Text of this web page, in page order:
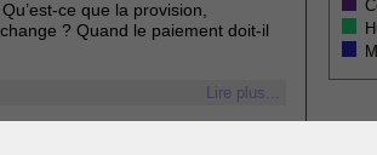
ce que la provision,
? Quand le paiement doit-il
Lire plus...